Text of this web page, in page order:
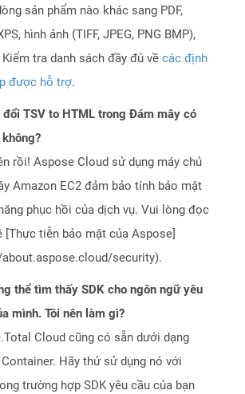
sản phẩm nào khác sang PDF,
hình ảnh (TIFF, JPEG, PNG BMP),
Kiểm tra danh sách đầy đủ về các định
được hỗ trợ.
đổi TSV to HTML trong Đám mây có
rồi! Aspose Cloud sử dụng máy chủ
Amazon EC2 đảm bảo tính bảo mật
phục hồi của dịch vụ. Vui lòng đọc
[Thực tiễn bảo mật của Aspose]
security).
thể tìm thấy SDK cho ngôn ngữ yêu
mình. Tôi nên làm gì?
Cloud cũng có sẵn dưới dạng
Hãy thử sử dụng nó với
trường hợp SDK yêu cầu của bạn